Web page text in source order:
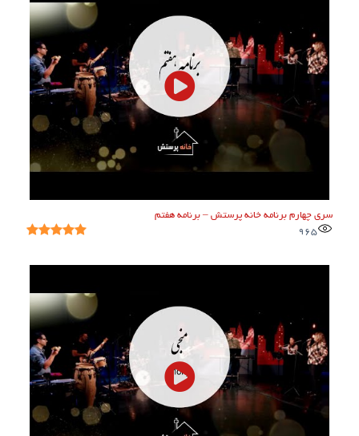
سری چهارم برنامه خانه پرستش – برنامه هفتم
965